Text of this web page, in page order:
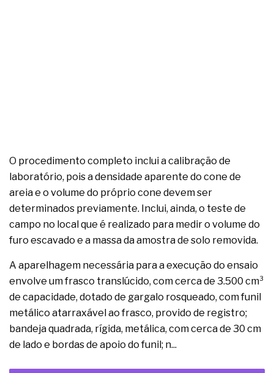
O procedimento completo inclui a calibração de
laboratório, pois a densidade aparente do cone de
areia e o volume do próprio cone devem ser
determinados previamente. Inclui, ainda, o teste de
campo no local que é realizado para medir o volume do
furo escavado e a massa da amostra de solo removida.
A aparelhagem necessária para a execução do ensaio
envolve um frasco translúcido, com cerca de 3.500 cm³
de capacidade, dotado de gargalo rosqueado, com funil
metálico atarraxável ao frasco, provido de registro;
bandeja quadrada, rígida, metálica, com cerca de 30 cm
de lado e bordas de apoio do funil; n...